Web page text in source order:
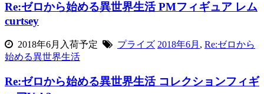
Re:ゼロから始める異世界生活 PMフィギュア レム
curtsey
2018年6月入荷予定 プライズ 2018年6月 , Re:ゼロから
始める異世界生活
Re:ゼロから始める異世界生活 コレクションフィギ